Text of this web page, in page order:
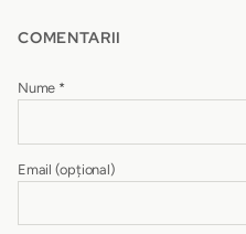
COMENTARII
Nume *
Email (opțional)